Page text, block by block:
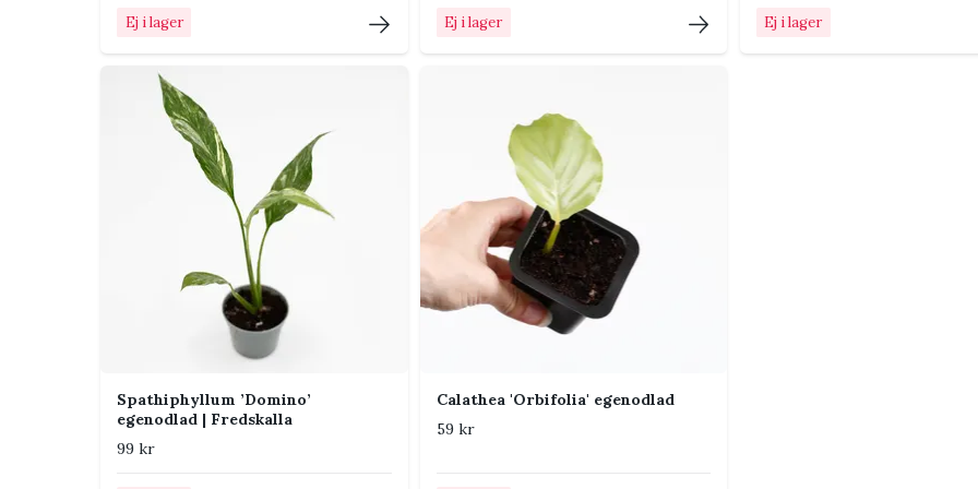
Gula eller mjuka blad kan bero på att jorden hålls för blöt.
Torra bladkanter kan bero på ojämn vattning, stark sol eller torr luft.
Kontrollera nya blad och bladens undersidor regelbundet så upptäcks skadedjur tidigt.
Vanliga frågor
Hur ljust ska Hoya bella 6 cm - Egenodlad stå?
Ljust utan den starkaste direkta solen. Flytta plantan gradvis om ljusnivån ändras mycket.
Hur ofta ska Hoya bella 6 cm - Egenodlad vattnas?
Låt jorden torka upp tydligt mellan vattningarna. Hur ofta det blir beror på temperatur, ljus,
Vilken jord passar bäst?
Ej i lager Ej i lager Ej i lager
Spathiphyllum ’Domino’
egenodlad | Fredskalla
99 kr
Calathea 'Orbifolia' egenodlad
59 kr